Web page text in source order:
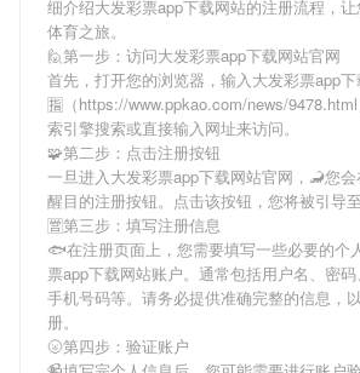
细介绍大发彩票app下载网站的注册流程，
体育之旅。
🙋第一步：访问大发彩票app下载网站官网
首先，打开您的浏览器，输入大发彩票app
🈯（https://www.ppkao.com/news/
索引擎搜索或直接输入网址来访问。
🧩第二步：点击注册按钮
一旦进入大发彩票app下载网站官网，🦂您
醒目的注册按钮。点击该按钮，您将被引导至
🈺第三步：填写注册信息
🐟在注册页面上，您需要填写一些必要的个
票app下载网站账户。通常包括用户名、密码
手机号码等。请务必提供准确完整的信息，
册。
🌝第四步：验证账户